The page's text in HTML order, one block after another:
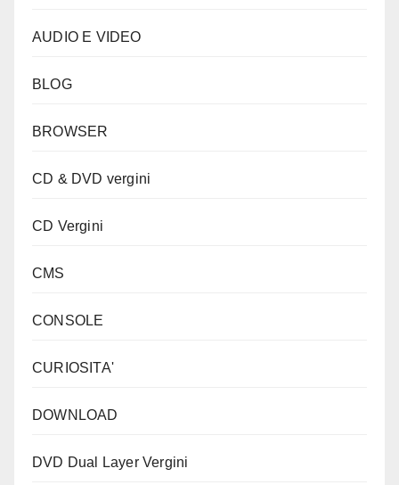
AUDIO E VIDEO
BLOG
BROWSER
CD & DVD vergini
CD Vergini
CMS
CONSOLE
CURIOSITA'
DOWNLOAD
DVD Dual Layer Vergini